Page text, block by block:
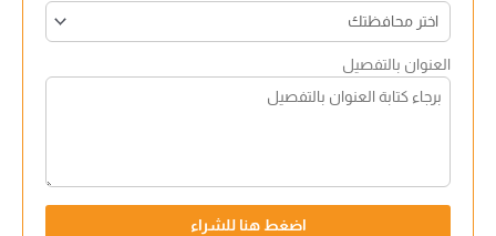
العنوان بالتفصيل
اضغط هنا للشراء